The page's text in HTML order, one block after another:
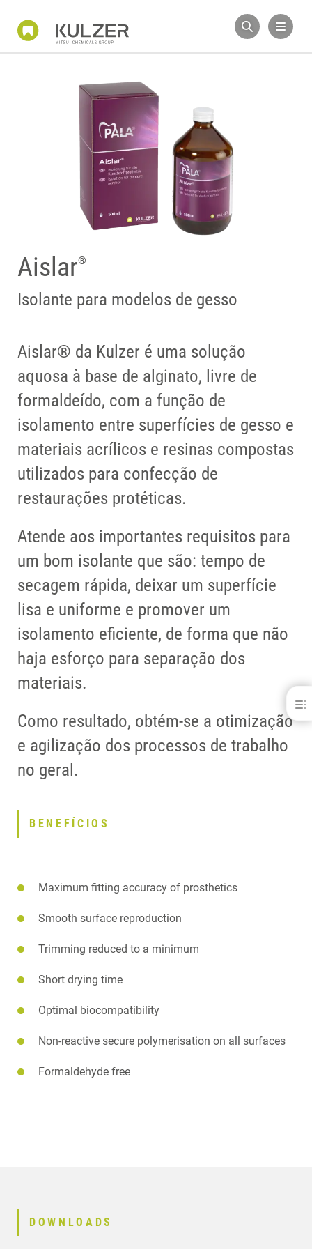
BENEFÍCIOS
DOWNLOADS
Aislar®
Isolante para modelos de gesso
Aislar® da Kulzer é uma solução
aquosa à base de alginato, livre de
formaldeído, com a função de
isolamento entre superfícies de gesso e
materiais acrílicos e resinas compostas
utilizados para confecção de
restaurações protéticas.
Atende aos importantes requisitos para
um bom isolante que são: tempo de
secagem rápida, deixar um superfície
lisa e uniforme e promover um
isolamento eficiente, de forma que não
haja esforço para separação dos
materiais.
Como resultado, obtém-se a otimização
e agilização dos processos de trabalho
no geral.
BENEFÍCIOS
Maximum fitting accuracy of prosthetics
Smooth surface reproduction
Trimming reduced to a minimum
Short drying time
Optimal biocompatibility
Non-reactive secure polymerisation on all surfaces
Formaldehyde free
DOWNLOADS